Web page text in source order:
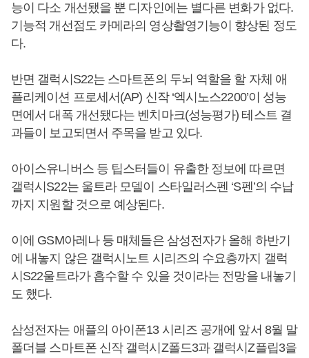
능이 다소 개선됐을 뿐 디자인에는 별다른 변화가 없다.
기능적 개선점도 카메라의 영상촬영기능이 향상된 정도
다.
반면 갤럭시S22는 스마트폰의 두뇌 역할을 할 자체 애
플리케이션 프로세서(AP) 신작 ‘엑시노스2200’이 성능
면에서 대폭 개선됐다는 벤치마크(성능평가) 테스트 결
과들이 보고되면서 주목을 받고 있다.
아이스유니버스 등 팁스터들이 유출한 정보에 따르면
갤럭시S22는 울트라 모델이 스타일러스펜 ‘S펜’의 수납
까지 지원할 것으로 예상된다.
이에 GSM아레나 등 매체들은 삼성전자가 올해 하반기
에 내놓지 않은 갤럭시노트 시리즈의 수요층까지 갤럭
시S22울트라가 흡수할 수 있을 것이라는 전망을 내놓기
도 했다.
삼성전자는 애플의 아이폰13 시리즈 공개에 앞서 8월 말
폴더블 스마트폰 신작 갤럭시Z폴드3과 갤럭시Z플립3을